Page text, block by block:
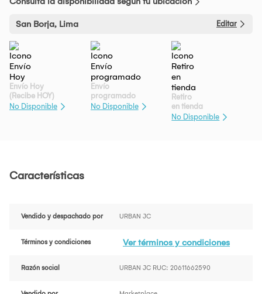
San Borja, Lima Editar
Envío Hoy
(Recibe HOY)
No Disponible
Envío
programado
No Disponible
Retiro
en tienda
No Disponible
Características
Vendido y despachado por URBAN JC
Términos y condiciones Ver términos y condiciones
Razón social URBAN JC RUC: 20611662590